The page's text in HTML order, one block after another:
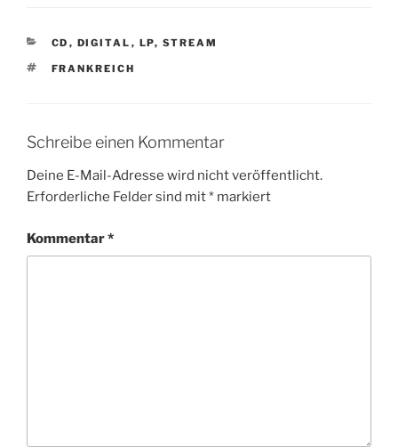
K
T
R
E
CD , DIGITAL , LP, STREAM
S
G
Ö
R
R
FRANKREICH
Schreibe einen Kommentar
Deine E-Mail-Adresse wird nicht veröffentlicht.
Erforderliche Felder sind mit* markiert
Kommentar*